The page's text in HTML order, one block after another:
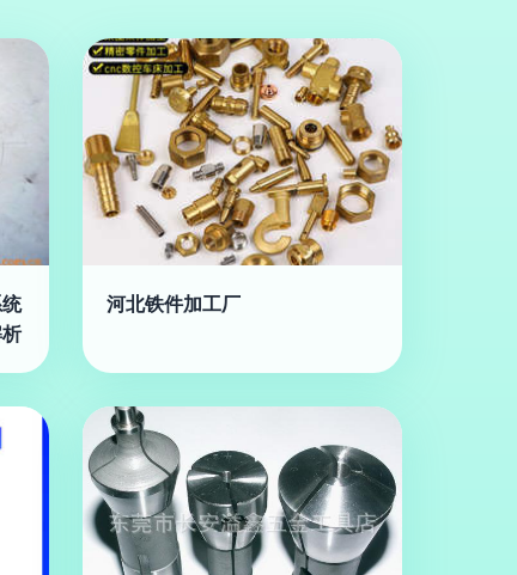
河北铁件加工厂